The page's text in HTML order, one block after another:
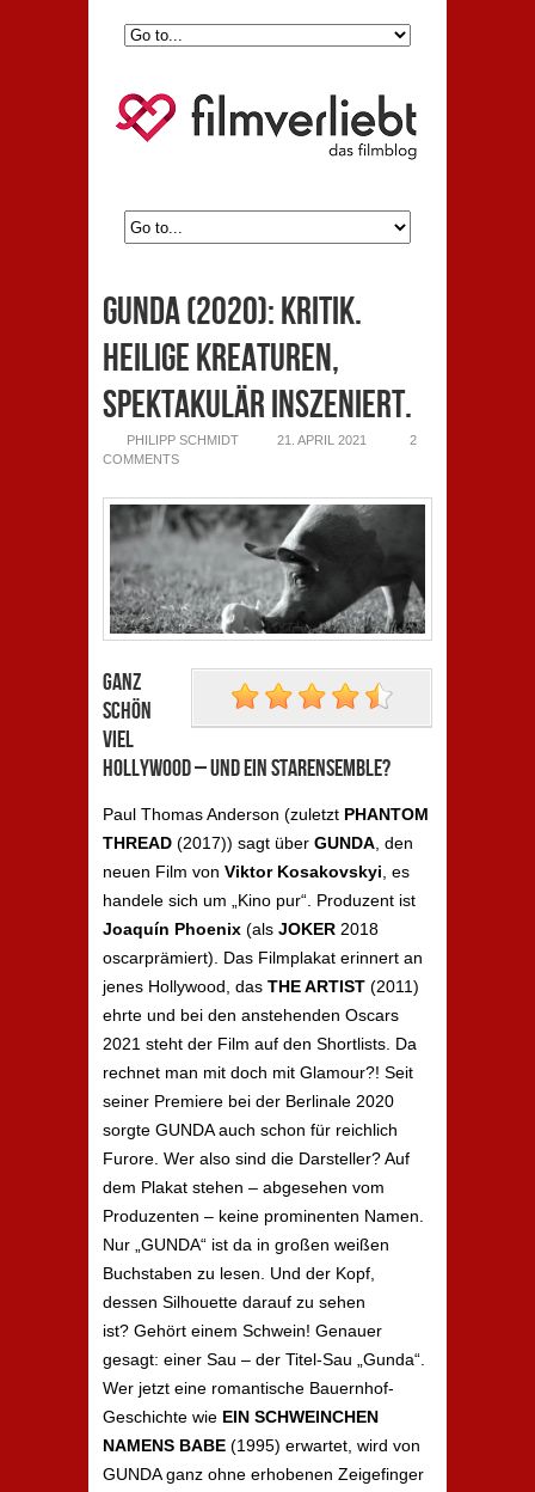
GUNDA (2020): Kritik.
Heilige Kreaturen,
spektakulär inszeniert.
PHILIPP SCHMIDT 21. APRIL 2021
2
COMMENTS
Ganz
schön
viel
Hollywood – und ein Starensemble?
Paul Thomas Anderson (zuletzt PHANTOM
THREAD (2017)) sagt über GUNDA , den
neuen Film von Viktor Kosakovskyi , es
handele sich um „Kino pur“. Produzent ist
Joaquín Phoenix (als JOKER 2018
oscarprämiert). Das Filmplakat erinnert an
jenes Hollywood, das THE ARTIST (2011)
ehrte und bei den anstehenden Oscars
2021 steht der Film auf den Shortlists. Da
rechnet man mit doch mit Glamour?! Seit
seiner Premiere bei der Berlinale 2020
sorgte GUNDA auch schon für reichlich
Furore. Wer also sind die Darsteller? Auf
dem Plakat stehen – abgesehen vom
Produzenten – keine prominenten Namen.
Nur „GUNDA“ ist da in großen weißen
Buchstaben zu lesen. Und der Kopf,
dessen Silhouette darauf zu sehen
ist? Gehört einem Schwein! Genauer
gesagt: einer Sau – der Titel-Sau „Gunda“.
Wer jetzt eine romantische Bauernhof-
Geschichte wie EIN SCHWEINCHEN
NAMENS BABE (1995) erwartet, wird von
GUNDA ganz ohne erhobenen Zeigefinger